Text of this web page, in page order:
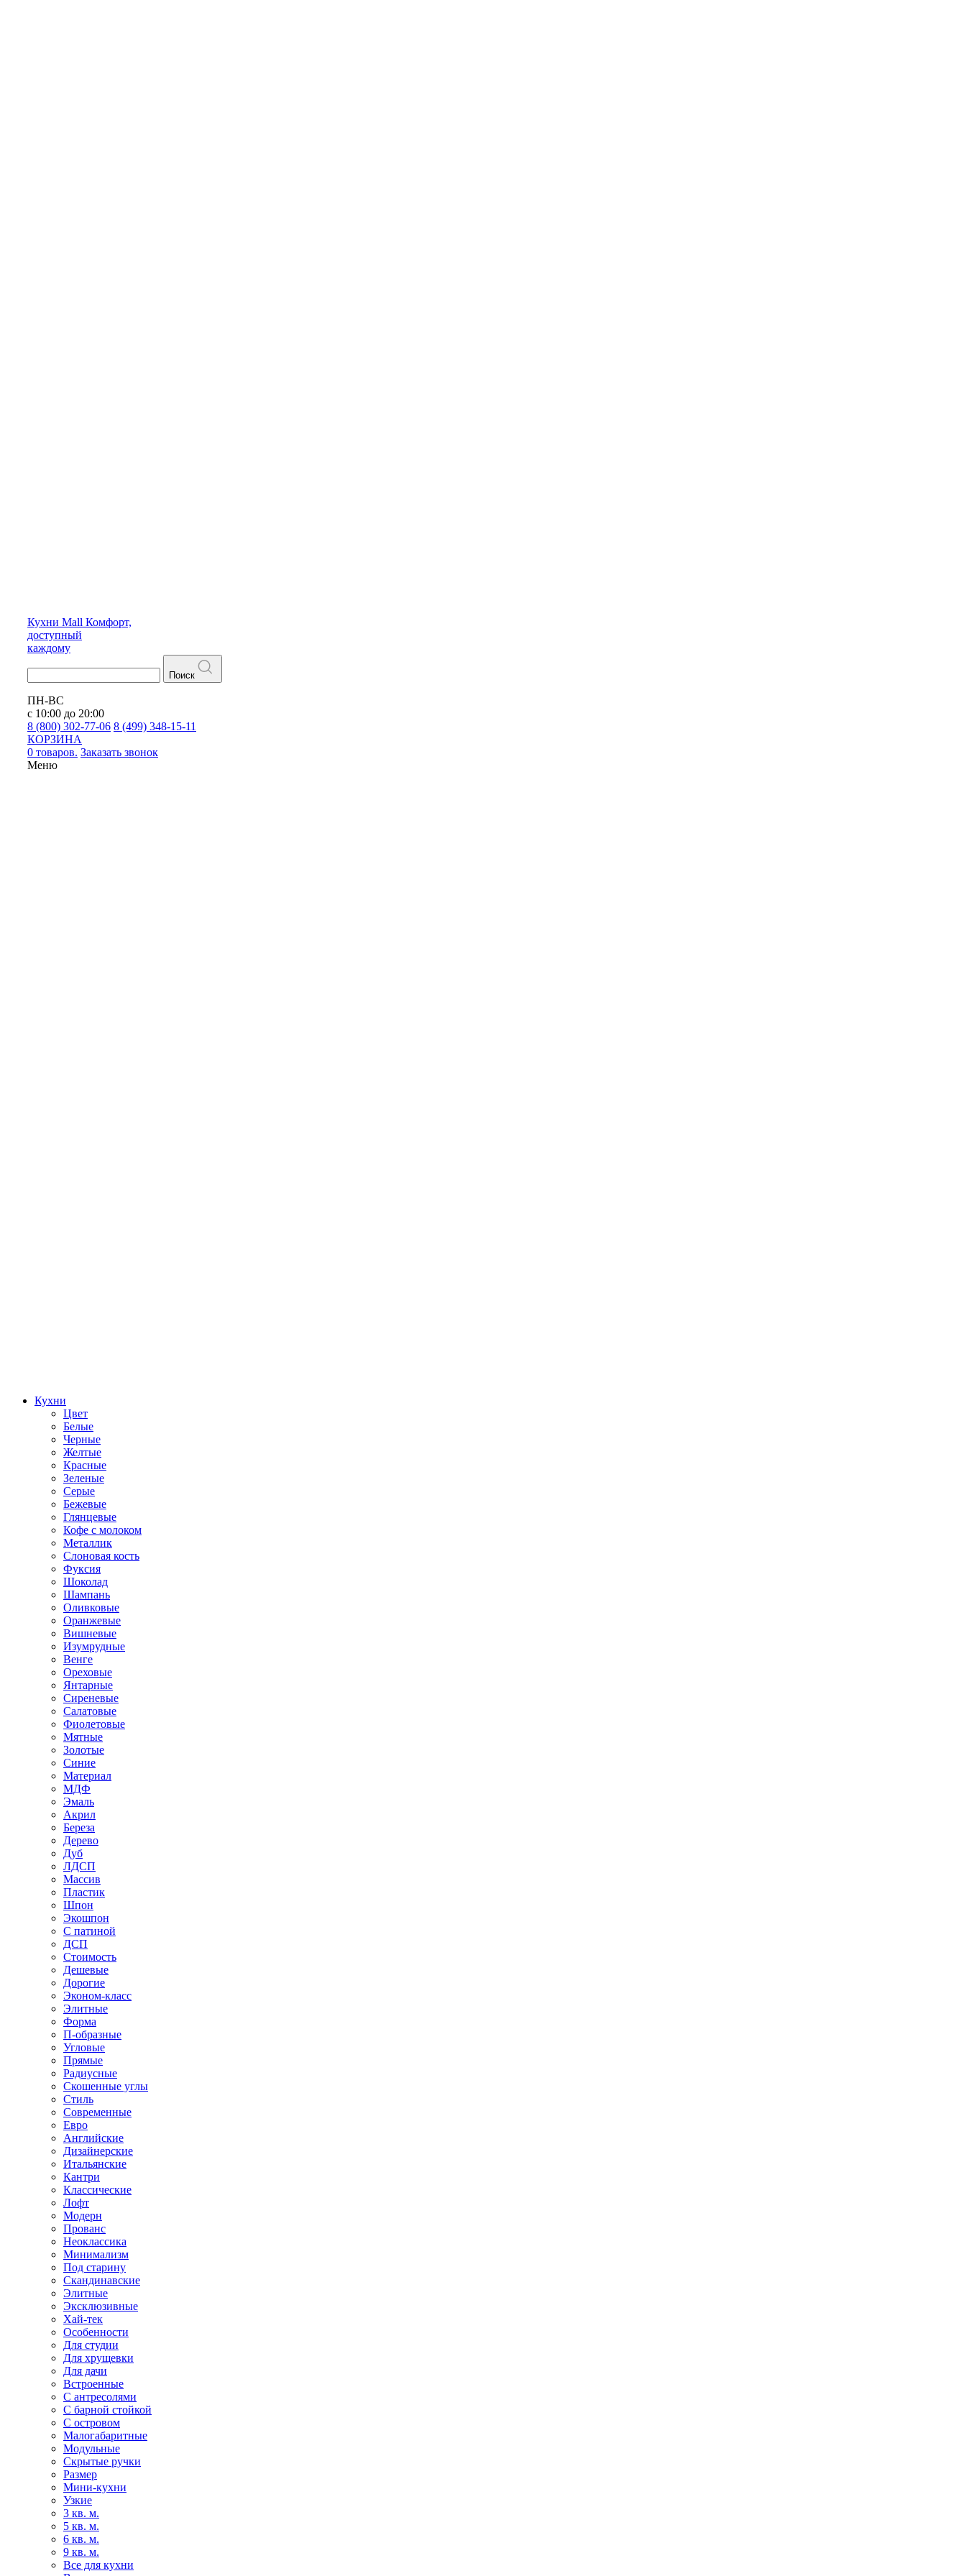
Кухни Mall Комфорт,
доступный
каждому
Поиск
ПН-ВС
с 10:00 до 20:00
8 (800) 302-77-06 8 (499) 348-15-11
КОРЗИНА
0 товаров. Заказать звонок
Меню
Кухни
Цвет
Белые
Черные
Желтые
Красные
Зеленые
Серые
Бежевые
Глянцевые
Кофе с молоком
Металлик
Слоновая кость
Фуксия
Шоколад
Шампань
Оливковые
Оранжевые
Вишневые
Изумрудные
Венге
Ореховые
Янтарные
Сиреневые
Салатовые
Фиолетовые
Мятные
Золотые
Синие
Материал
МДФ
Эмаль
Акрил
Береза
Дерево
Дуб
ЛДСП
Массив
Пластик
Шпон
Экошпон
С патиной
ДСП
Стоимость
Дешевые
Дорогие
Эконом-класс
Элитные
Форма
П-образные
Угловые
Прямые
Радиусные
Скошенные углы
Стиль
Современные
Евро
Английские
Дизайнерские
Итальянские
Кантри
Классические
Лофт
Модерн
Прованс
Неоклассика
Минимализм
Под старину
Скандинавские
Элитные
Эксклюзивные
Хай-тек
Особенности
Для студии
Для хрущевки
Для дачи
Встроенные
С антресолями
С барной стойкой
С островом
Малогабаритные
Модульные
Скрытые ручки
Размер
Мини-кухни
Узкие
3 кв. м.
5 кв. м.
6 кв. м.
9 кв. м.
Все для кухни